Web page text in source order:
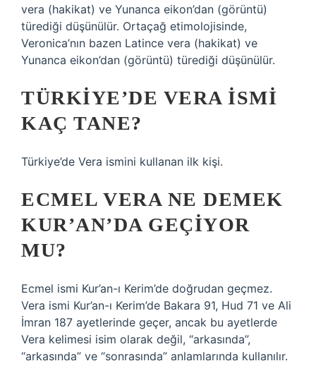
vera (hakikat) ve Yunanca eikon’dan (görüntü)
türediği düşünülür. Ortaçağ etimolojisinde,
Veronica’nın bazen Latince vera (hakikat) ve
Yunanca eikon’dan (görüntü) türediği düşünülür.
TÜRKIYE’DE VERA ISMI
KAÇ TANE?
Türkiye’de Vera ismini kullanan ilk kişi.
ECMEL VERA NE DEMEK
KUR’AN’DA GEÇIYOR
MU?
Ecmel ismi Kur’an-ı Kerim’de doğrudan geçmez.
Vera ismi Kur’an-ı Kerim’de Bakara 91, Hud 71 ve Ali
İmran 187 ayetlerinde geçer, ancak bu ayetlerde
Vera kelimesi isim olarak değil, “arkasında”,
“arkasında” ve “sonrasında” anlamlarında kullanılır.